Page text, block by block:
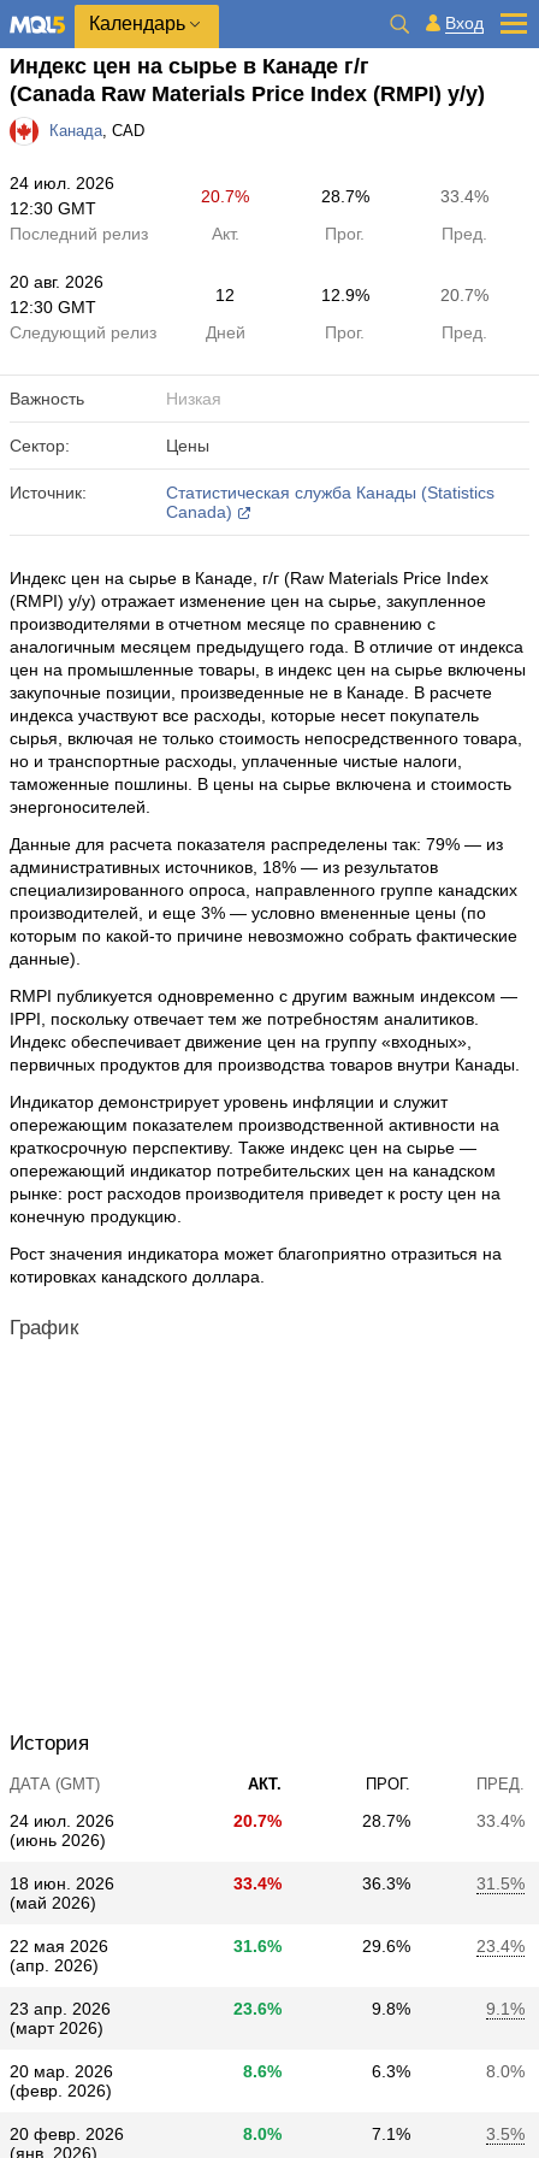
Календарь Вход
Индекс цен на сырье в Канаде г/г
(Canada Raw Materials Price Index (RMPI) y/y)
Канада, CAD
24 июл. 2026
12:30 GMT
20.7% 28.7%
33.4%
Последний релиз
Акт. Прог. Пред.
20 авг. 2026
12:30 GMT
12 12.9%
20.7%
Следующий релиз
Дней Прог. Пред.
Важность Низкая
Сектор: Цены
Источник:
Статистическая служба Канады (Statistics
Canada)
Индекс цен на сырье в Канаде, г/г (Raw Materials Price Index
(RMPI) y/y) отражает изменение цен на сырье, закупленное
производителями в отчетном месяце по сравнению с
аналогичным месяцем предыдущего года. В отличие от индекса
цен на промышленные товары, в индекс цен на сырье включены
закупочные позиции, произведенные не в Канаде. В расчете
индекса участвуют все расходы, которые несет покупатель
сырья, включая не только стоимость непосредственного товара,
но и транспортные расходы, уплаченные чистые налоги,
таможенные пошлины. В цены на сырье включена и стоимость
энергоносителей.
Данные для расчета показателя распределены так: 79% — из
административных источников, 18% — из результатов
специализированного опроса, направленного группе канадских
производителей, и еще 3% — условно вмененные цены (по
которым по какой-то причине невозможно собрать фактические
данные).
RMPI публикуется одновременно с другим важным индексом —
IPPI, поскольку отвечает тем же потребностям аналитиков.
Индекс обеспечивает движение цен на группу «входных»,
первичных продуктов для производства товаров внутри Канады.
Индикатор демонстрирует уровень инфляции и служит
опережающим показателем производственной активности на
краткосрочную перспективу. Также индекс цен на сырье —
опережающий индикатор потребительских цен на канадском
рынке: рост расходов производителя приведет к росту цен на
конечную продукцию.
Рост значения индикатора может благоприятно отразиться на
котировках канадского доллара.
График
История
ДАТА (GMT) АКТ. ПРОГ. ПРЕД.
24 июл. 2026
(июнь 2026)
20.7% 28.7% 33.4%
18 июн. 2026
(май 2026)
33.4% 36.3% 31.5%
22 мая 2026
(апр. 2026)
31.6% 29.6% 23.4%
23 апр. 2026
(март 2026)
23.6% 9.8% 9.1%
20 мар. 2026
(февр. 2026)
8.6% 6.3% 8.0%
20 февр. 2026
(янв. 2026)
8.0% 7.1% 3.5%